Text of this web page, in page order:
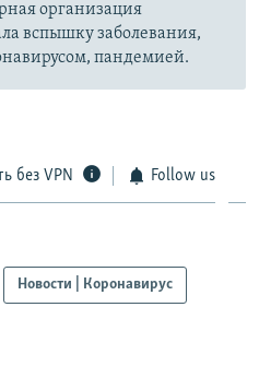
организация
вспышку заболевания,
пандемией.
без VPN Follow us
Новости | Коронавирус